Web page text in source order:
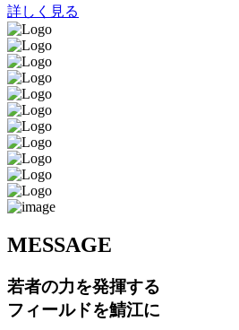
詳しく見る
MESSAGE
若者の力を発揮する
フィールドを鯖江に